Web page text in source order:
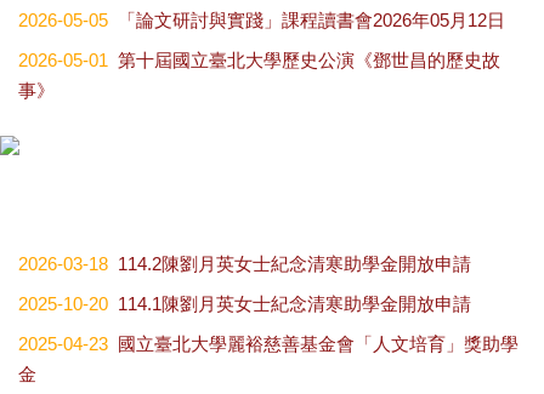
2026-05-05 「論文研討與實踐」課程讀書會2026年05月12日
2026-05-01 第十屆國立臺北大學歷史公演《鄧世昌的歷史故
事》
2026-03-18 114.2陳劉月英女士紀念清寒助學金開放申請
2025-10-20 114.1陳劉月英女士紀念清寒助學金開放申請
2025-04-23 國立臺北大學麗裕慈善基金會「人文培育」獎助學
金